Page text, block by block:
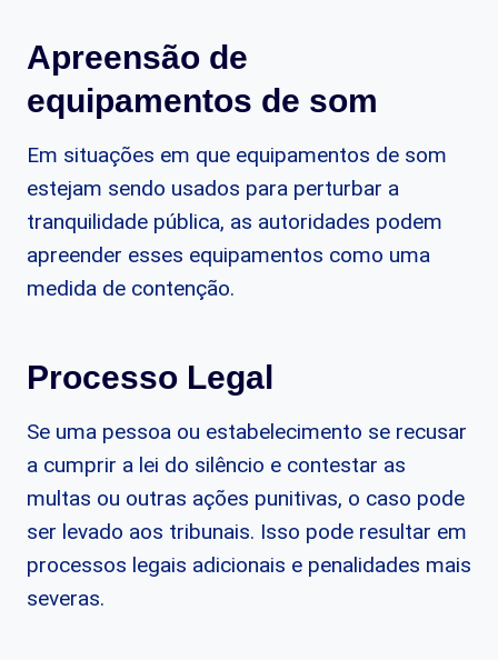
Apreensão de
equipamentos de som
Em situações em que equipamentos de som
estejam sendo usados para perturbar a
tranquilidade pública, as autoridades podem
apreender esses equipamentos como uma
medida de contenção.
Processo Legal
Se uma pessoa ou estabelecimento se recusar
a cumprir a lei do silêncio e contestar as
multas ou outras ações punitivas, o caso pode
ser levado aos tribunais. Isso pode resultar em
processos legais adicionais e penalidades mais
severas.